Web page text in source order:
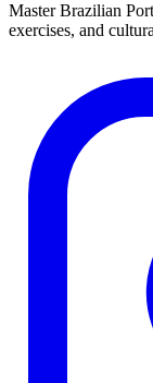
Master Brazilian
exercises, and